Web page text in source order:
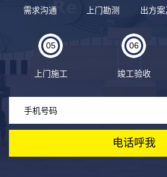
需求沟通 上门勘测 出方
05
上门施工
06
竣工验收
电话呼我